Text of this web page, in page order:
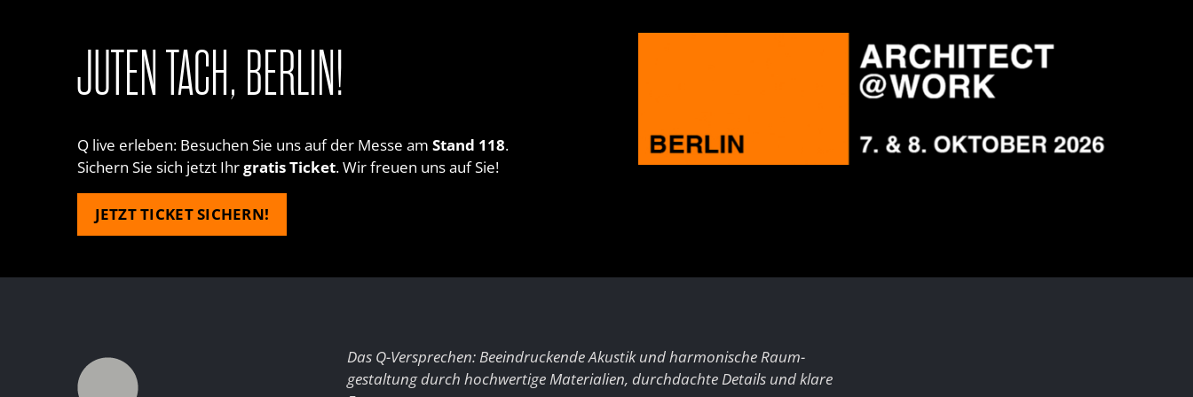
JUTEN TACH, BERLIN!
Q live erleben: Besuchen Sie uns auf der Messe am Stand 118.
Sichern Sie sich jetzt Ihrgratis Ticket. Wir freuen uns auf Sie!
JETZT TICKET SICHERN!
Das Q-Versprechen: Beeindruckende Akustik und harmonische Raum­
gestaltung durch hochwertige Materialien, durchdachte Details und klare